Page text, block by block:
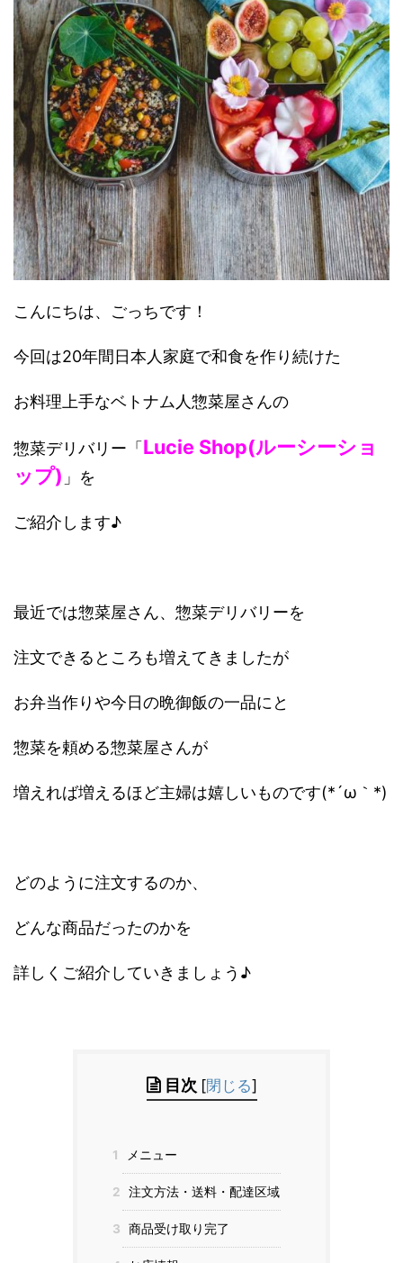
こんにちは、ごっちです！
今回は20年間日本人家庭で和食を作り続けた
お料理上手なベトナム人惣菜屋さんの
惣菜デリバリー「 Lucie Shop(ルーシーショ
ップ) 」を
ご紹介します♪
最近では惣菜屋さん、惣菜デリバリーを
注文できるところも増えてきましたが
お弁当作りや今日の晩御飯の一品にと
惣菜を頼める惣菜屋さんが
増えれば増えるほど主婦は嬉しいものです(*´ω｀*)
どのように注文するのか、
どんな商品だったのかを
詳しくご紹介していきましょう♪
目次 [閉じる]
1 メニュー
2 注文方法・送料・配達区域
3 商品受け取り完了